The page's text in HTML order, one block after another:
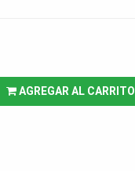
AGREGAR AL CARRITO